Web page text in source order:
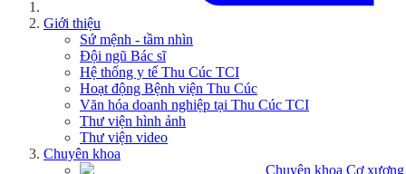
Giới thiệu
Sứ mệnh - tầm nhìn
Đội ngũ Bác sĩ
Hệ thống y tế Thu Cúc TCI
Hoạt động Bệnh viện Thu Cúc
Văn hóa doanh nghiệp tại Thu Cúc TCI
Thư viện hình ảnh
Thư viện video
Chuyên khoa
Chuyên khoa Cơ